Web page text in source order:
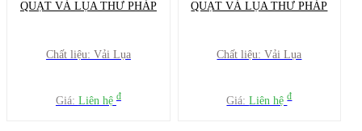
QUẠT VẢ LỤA THƯ PHÁP
Chất liệu: Vải Lụa
Giá: Liên hệ đ
QUẠT VẢ LỤA THƯ PHÁP
Chất liệu: Vải Lụa
Giá:Liên hệđ